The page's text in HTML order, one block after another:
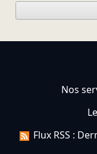
Nos
Flux RSS :